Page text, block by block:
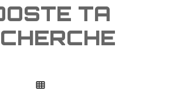
TA